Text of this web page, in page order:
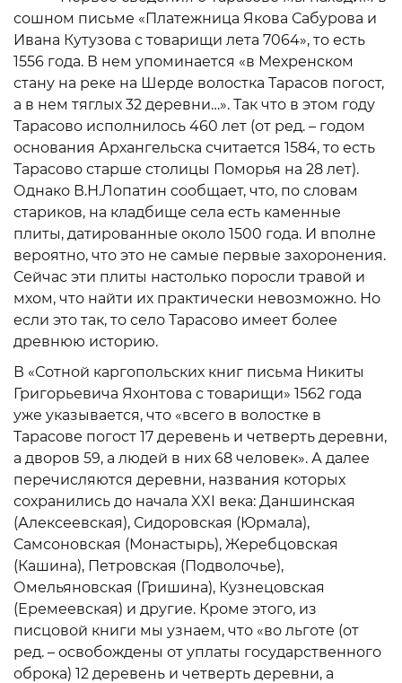
сошном письме «Платежница Якова Сабурова и
Ивана Кутузова с товарищи лета 7064», то есть
1556 года. В нем упоминается «в Мехренском
стану на реке на Шерде волостка Тарасов погост,
а в нем тяглых 32 деревни…». Так что в этом году
Тарасово исполнилось 460 лет (от ред. – годом
основания Архангельска считается 1584, то есть
Тарасово старше столицы Поморья на 28 лет).
Однако В.Н.Лопатин сообщает, что, по словам
стариков, на кладбище села есть каменные
плиты, датированные около 1500 года. И вполне
вероятно, что это не самые первые захоронения.
Сейчас эти плиты настолько поросли травой и
мхом, что найти их практически невозможно. Но
если это так, то село Тарасово имеет более
древнюю историю.
В «Сотной каргопольских книг письма Никиты
Григорьевича Яхонтова с товарищи» 1562 года
уже указывается, что «всего в волостке в
Тарасове погост 17 деревень и четверть деревни,
а дворов 59, а людей в них 68 человек». А далее
перечисляются деревни, названия которых
сохранились до начала XXI века: Даншинская
(Алексеевская), Сидоровская (Юрмала),
Самсоновская (Монастырь), Жеребцовская
(Кашина), Петровская (Подволочье),
Омельяновская (Гришина), Кузнецовская
(Еремеевская) и другие. Кроме этого, из
писцовой книги мы узнаем, что «во льготе (от
ред. – освобождены от уплаты государственного
оброка) 12 деревень и четверть деревни, а